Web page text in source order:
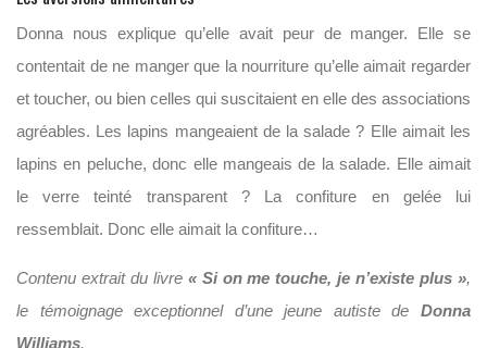
Donna nous explique qu’elle avait peur de manger. Elle se
contentait de ne manger que la nourriture qu’elle aimait regarder
et toucher, ou bien celles qui suscitaient en elle des associations
agréables. Les lapins mangeaient de la salade ? Elle aimait les
lapins en peluche, donc elle mangeais de la salade. Elle aimait
le verre teinté transparent ? La confiture en gelée lui
ressemblait. Donc elle aimait la confiture…
Contenu extrait du livre « Si on me touche, je n’existe plus »,
le témoignage exceptionnel d’une jeune autiste de Donna
Williams.